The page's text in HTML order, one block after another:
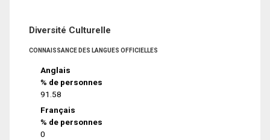
Diversité Culturelle
CONNAISSANCE DES LANGUES OFFICIELLES
Anglais
% de personnes
91.58
Français
% de personnes
0